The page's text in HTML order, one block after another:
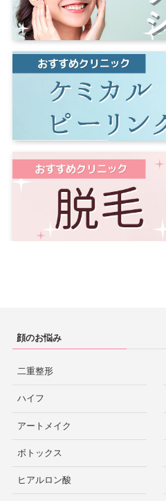
顔のお悩み
二重整形
ハイフ
アートメイク
ボトックス
ヒアルロン酸